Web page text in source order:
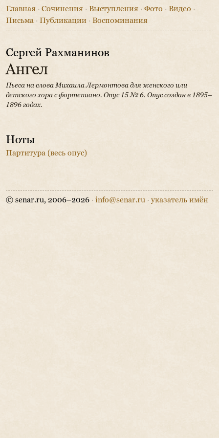
Главная · Сочинения · Выступления · Фото · Видео ·
Письма · Публикации · Воспоминания
Сергей Рахманинов
Ангел
Пьеса на слова Михаила Лермонтова для женского или
детского хора с фортепиано. Опус 15 № 6. Опус создан в 1895–
1896 годах.
Ноты
Партитура (весь опус)
© senar.ru, 2006–2026 · info@senar.ru · указатель имён